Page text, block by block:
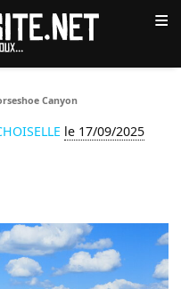
≡
Canyon
le 17/09/2025